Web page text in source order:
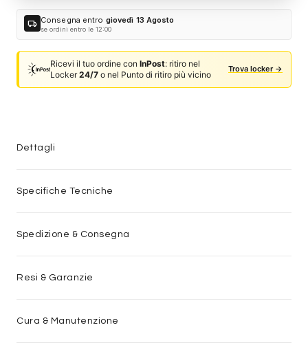
local_shipping Consegna entro giovedì 13 Agosto
se ordini entro le 12:00
Ricevi il tuo ordine conInPost: ritiro nel
Locker24/7 o nel Punto di ritiro più vicino
Trova locker →
Dettagli
Specifiche Tecniche
Spedizione & Consegna
Resi & Garanzie
Cura & Manutenzione